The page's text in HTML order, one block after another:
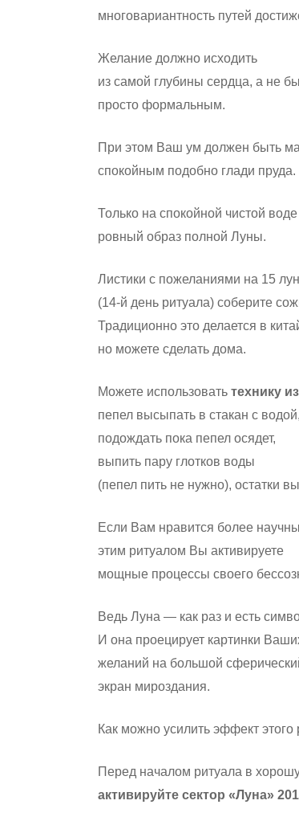
многовариантность путей
Желание должно исходить
из самой глубины сердца, а не
просто формальным.
При этом Ваш ум должен быть
спокойным подобно глади пруда.
Только на спокойной чистой
ровный образ полной Луны.
Листики с пожеланиями на 15
(14-й день ритуала) соберите
Традиционно это делается в
но можете сделать дома.
Можете использовать технику
пепел высыпать в стакан с водой,
подождать пока пепел осядет,
выпить пару глотков воды
(пепел пить не нужно), остатки
Если Вам нравится более
этим ритуалом Вы активируете
мощные процессы своего
Ведь Луна — как раз и есть
И она проецирует картинки
желаний на большой
экран мироздания.
Как можно усилить эффект этого
Перед началом ритуала в
активируйте сектор «Луна» 201